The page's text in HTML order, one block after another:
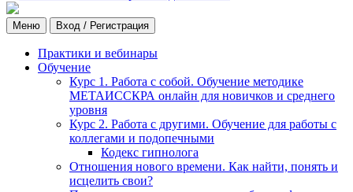
Меню Вход / Регистрация
Практики и вебинары
Обучение
Курс 1. Работа с собой. Обучение методике
МЕТАИССКРА онлайн для новичков и среднего
уровня
Курс 2. Работа с другими. Обучение для работы с
коллегами и подопечными
Кодекс гипнолога
Отношения нового времени. Как найти, понять и
исцелить свои?